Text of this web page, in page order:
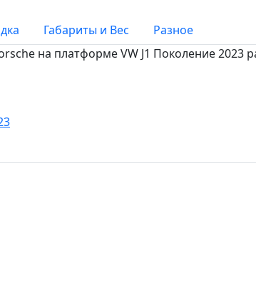
Габариты и Вес
Разное
на платформе VW J1 Поколение 2023